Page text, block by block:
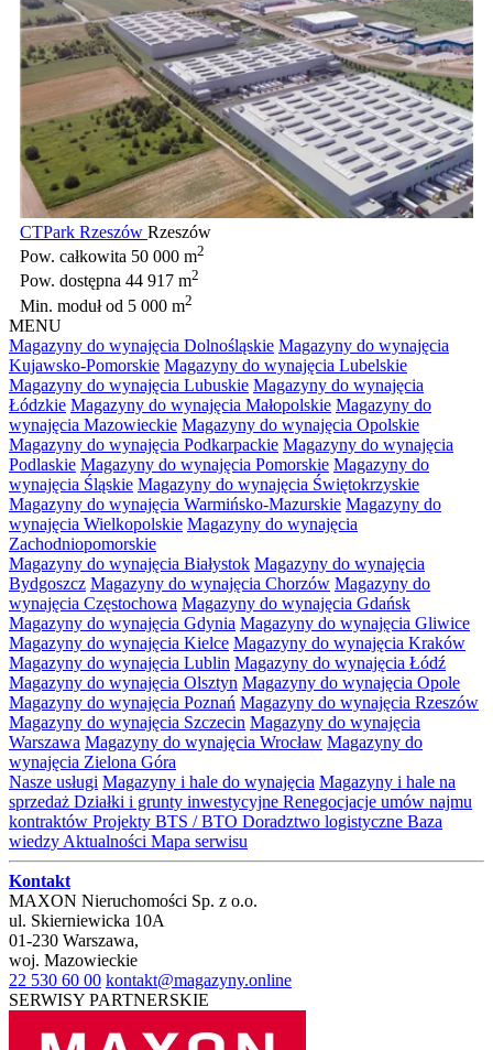
CTPark Rzeszów Rzeszów
Pow. całkowita 50 000 m2
Pow. dostępna 44 917 m2
Min. modułod 5 000 m2
MENU
Magazyny do wynajęcia Dolnośląskie Magazyny do wynajęcia
Kujawsko-Pomorskie Magazyny do wynajęcia Lubelskie
Magazyny do wynajęcia Lubuskie Magazyny do wynajęcia
Łódzkie Magazyny do wynajęcia Małopolskie Magazyny do
wynajęcia Mazowieckie Magazyny do wynajęcia Opolskie
Magazyny do wynajęcia Podkarpackie Magazyny do wynajęcia
Podlaskie Magazyny do wynajęcia Pomorskie Magazyny do
wynajęcia Śląskie Magazyny do wynajęcia Świętokrzyskie
Magazyny do wynajęcia Warmińsko-Mazurskie Magazyny do
wynajęcia Wielkopolskie Magazyny do wynajęcia
Zachodniopomorskie
Magazyny do wynajęcia Białystok Magazyny do wynajęcia
Bydgoszcz Magazyny do wynajęcia Chorzów Magazyny do
wynajęcia Częstochowa Magazyny do wynajęcia Gdańsk
Magazyny do wynajęcia Gdynia Magazyny do wynajęcia Gliwice
Magazyny do wynajęcia Kielce Magazyny do wynajęcia Kraków
Magazyny do wynajęcia Lublin Magazyny do wynajęcia Łódź
Magazyny do wynajęcia Olsztyn Magazyny do wynajęcia Opole
Magazyny do wynajęcia Poznań Magazyny do wynajęcia Rzeszów
Magazyny do wynajęcia Szczecin Magazyny do wynajęcia
Warszawa Magazyny do wynajęcia Wrocław Magazyny do
wynajęcia Zielona Góra
Nasze usługi Magazyny i hale do wynajęcia Magazyny i hale na
sprzedaż Działki i grunty inwestycyjne Renegocjacje umów najmu
kontraktów Projekty BTS / BTO Doradztwo logistyczne Baza
wiedzy Aktualności Mapa serwisu
Kontakt
MAXON Nieruchomości Sp. z o.o.
ul. Skierniewicka 10A
01-230 Warszawa,
woj. Mazowieckie
22 530 60 00 kontakt@magazyny.online
SERWISY PARTNERSKIE